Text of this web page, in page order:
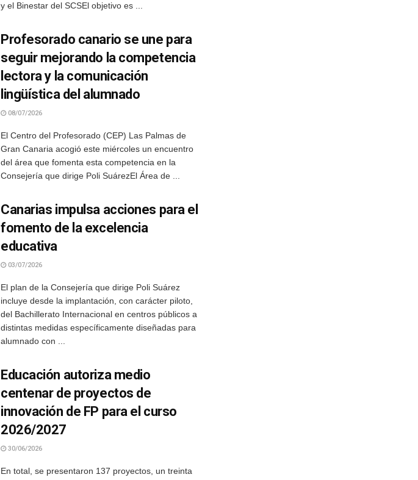
y el Binestar del SCSEl objetivo es ...
Profesorado canario se une para
seguir mejorando la competencia
lectora y la comunicación
lingüística del alumnado
08/07/2026
El Centro del Profesorado (CEP) Las Palmas de
Gran Canaria acogió este miércoles un encuentro
del área que fomenta esta competencia en la
Consejería que dirige Poli SuárezEl Área de ...
Canarias impulsa acciones para el
fomento de la excelencia
educativa
03/07/2026
El plan de la Consejería que dirige Poli Suárez
incluye desde la implantación, con carácter piloto,
del Bachillerato Internacional en centros públicos a
distintas medidas específicamente diseñadas para
alumnado con ...
Educación autoriza medio
centenar de proyectos de
innovación de FP para el curso
2026/2027
30/06/2026
En total, se presentaron 137 proyectos, un treinta